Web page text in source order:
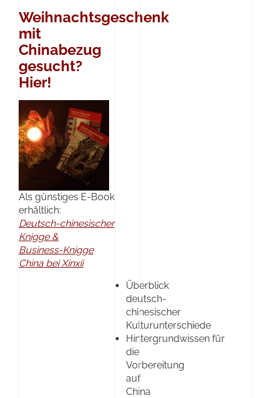
Weihnachtsgeschenk
mit
Chinabezug
gesucht?
Hier!
Als günstiges E-Book
erhältlich:
Deutsch-chinesischer
Knigge &
Business-Knigge
China bei Xinxii
Überblick
deutsch-
chinesischer
Kulturunterschiede
Hintergrundwissen für
die
Vorbereitung
auf
China